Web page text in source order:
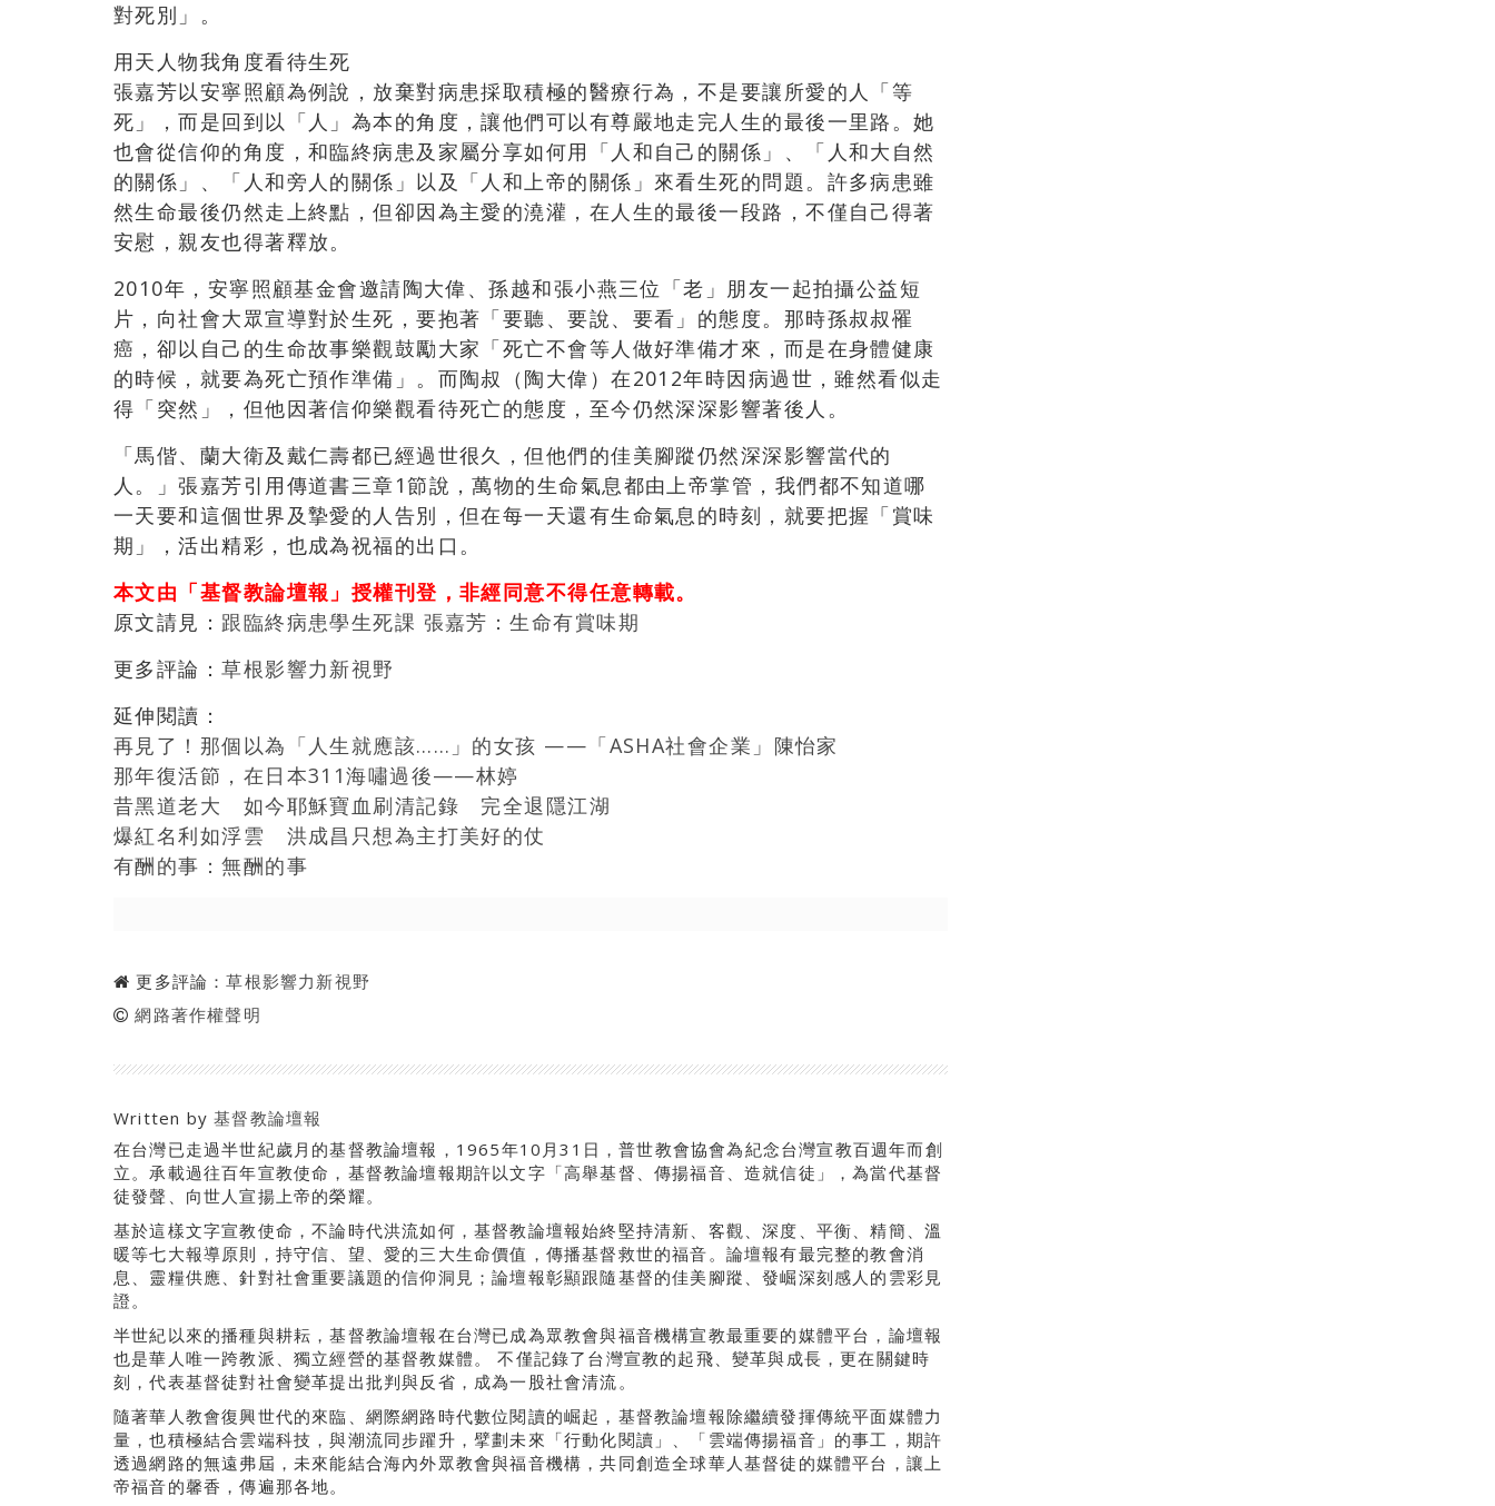
對死別」。
用天人物我角度看待生死
張嘉芳以安寧照顧為例說，放棄對病患採取積極的醫療行為，不是要讓所愛的人「等
死」，而是回到以「人」為本的角度，讓他們可以有尊嚴地走完人生的最後一里路。她
也會從信仰的角度，和臨終病患及家屬分享如何用「人和自己的關係」、「人和大自然
的關係」、「人和旁人的關係」以及「人和上帝的關係」來看生死的問題。許多病患雖
然生命最後仍然走上終點，但卻因為主愛的澆灌，在人生的最後一段路，不僅自己得著
安慰，親友也得著釋放。
2010年，安寧照顧基金會邀請陶大偉、孫越和張小燕三位「老」朋友一起拍攝公益短
片，向社會大眾宣導對於生死，要抱著「要聽、要說、要看」的態度。那時孫叔叔罹
癌，卻以自己的生命故事樂觀鼓勵大家「死亡不會等人做好準備才來，而是在身體健康
的時候，就要為死亡預作準備」。而陶叔（陶大偉）在2012年時因病過世，雖然看似走
得「突然」，但他因著信仰樂觀看待死亡的態度，至今仍然深深影響著後人。
「馬偕、蘭大衛及戴仁壽都已經過世很久，但他們的佳美腳蹤仍然深深影響當代的
人。」張嘉芳引用傳道書三章1節說，萬物的生命氣息都由上帝掌管，我們都不知道哪
一天要和這個世界及摯愛的人告別，但在每一天還有生命氣息的時刻，就要把握「賞味
期」，活出精彩，也成為祝福的出口。
本文由「基督教論壇報」授權刊登，非經同意不得任意轉載。
原文請見： 跟臨終病患學生死課 張嘉芳：生命有賞味期
更多評論：草根影響力新視野
延伸閱讀：
再見了！那個以為「人生就應該……」的女孩 ——「ASHA社會企業」陳怡家
那年復活節，在日本311海嘯過後——林婷
昔黑道老大 如今耶穌寶血刷清記錄 完全退隱江湖
爆紅名利如浮雲 洪成昌只想為主打美好的仗
有酬的事：無酬的事
更多評論：草根影響力新視野
網路著作權聲明
Written by基督教論壇報
在台灣已走過半世紀歲月的基督教論壇報，1965年10月31日，普世教會協會為紀念台灣宣教百週年而創
立。承載過往百年宣教使命，基督教論壇報期許以文字「高舉基督、傳揚福音、造就信徒」，為當代基督
徒發聲、向世人宣揚上帝的榮耀。
基於這樣文字宣教使命，不論時代洪流如何，基督教論壇報始終堅持清新、客觀、深度、平衡、精簡、溫
暖等七大報導原則，持守信、望、愛的三大生命價值，傳播基督救世的福音。論壇報有最完整的教會消
息、靈糧供應、針對社會重要議題的信仰洞見；論壇報彰顯跟隨基督的佳美腳蹤、發崛深刻感人的雲彩見
證。
半世紀以來的播種與耕耘，基督教論壇報在台灣已成為眾教會與福音機構宣教最重要的媒體平台，論壇報
也是華人唯一跨教派、獨立經營的基督教媒體。 不僅記錄了台灣宣教的起飛、變革與成長，更在關鍵時
刻，代表基督徒對社會變革提出批判與反省，成為一股社會清流。
隨著華人教會復興世代的來臨、網際網路時代數位閱讀的崛起，基督教論壇報除繼續發揮傳統平面媒體力
量，也積極結合雲端科技，與潮流同步躍升，擘劃未來「行動化閱讀」、「雲端傳揚福音」的事工，期許
透過網路的無遠弗屆，未來能結合海內外眾教會與福音機構，共同創造全球華人基督徒的媒體平台，讓上
帝福音的馨香，傳遍那各地。